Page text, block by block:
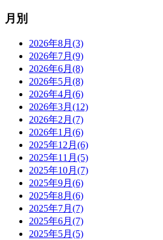
月別
2026年8月(3)
2026年7月(9)
2026年6月(8)
2026年5月(8)
2026年4月(6)
2026年3月(12)
2026年2月(7)
2026年1月(6)
2025年12月(6)
2025年11月(5)
2025年10月(7)
2025年9月(6)
2025年8月(6)
2025年7月(7)
2025年6月(7)
2025年5月(5)